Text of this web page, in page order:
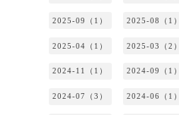
2025-09（1） 2025-08（1）
2025-04（1） 2025-03（2）
2024-11（1） 2024-09（1）
2024-07（3） 2024-06（1）